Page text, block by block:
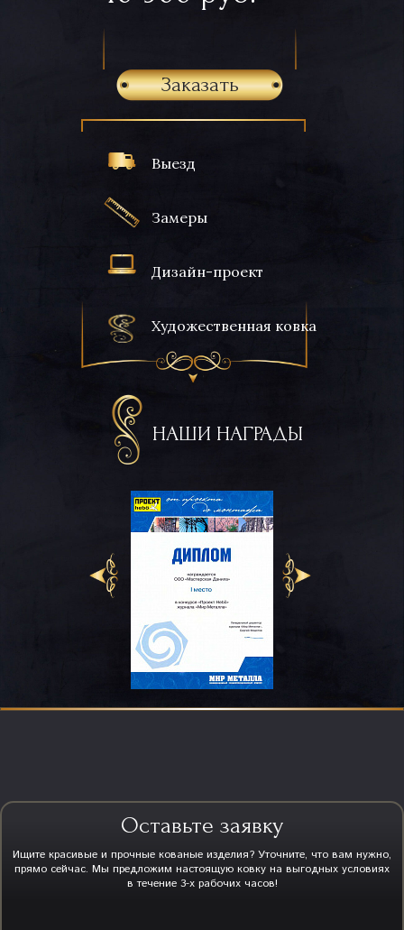
Выезд
Замеры
Дизайн-проект
Художественная ковка
НАШИ НАГРАДЫ
Заказать
Оставьте заявку
Ищите красивые и прочные кованые изделия? Уточните, что вам нужно,
прямо сейчас. Мы предложим настоящую ковку на выгодных условиях
в течение 3-х рабочих часов!